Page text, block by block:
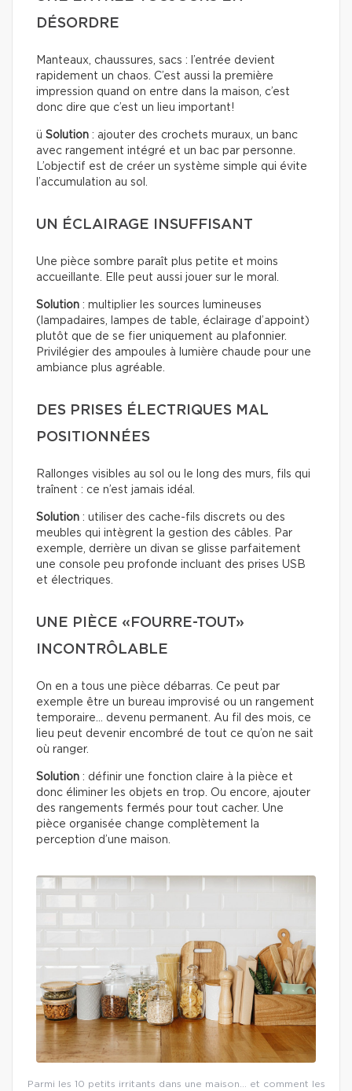
DÉSORDRE
Manteaux, chaussures, sacs : l’entrée devient
rapidement un chaos. C’est aussi la première
impression quand on entre dans la maison, c’est
donc dire que c’est un lieu important!
ü Solution : ajouter des crochets muraux, un banc
avec rangement intégré et un bac par personne.
L’objectif est de créer un système simple qui évite
l’accumulation au sol.
UN ÉCLAIRAGE INSUFFISANT
Une pièce sombre paraît plus petite et moins
accueillante. Elle peut aussi jouer sur le moral.
Solution : multiplier les sources lumineuses
(lampadaires, lampes de table, éclairage d’appoint)
plutôt que de se fier uniquement au plafonnier.
Privilégier des ampoules à lumière chaude pour une
ambiance plus agréable.
DES PRISES ÉLECTRIQUES MAL
POSITIONNÉES
Rallonges visibles au sol ou le long des murs, fils qui
traînent : ce n’est jamais idéal.
Solution : utiliser des cache-fils discrets ou des
meubles qui intègrent la gestion des câbles. Par
exemple, derrière un divan se glisse parfaitement
une console peu profonde incluant des prises USB
et électriques.
UNE PIÈCE «FOURRE-TOUT»
INCONTRÔLABLE
On en a tous une pièce débarras. Ce peut par
exemple être un bureau improvisé ou un rangement
temporaire… devenu permanent. Au fil des mois, ce
lieu peut devenir encombré de tout ce qu’on ne sait
où ranger.
Solution : définir une fonction claire à la pièce et
donc éliminer les objets en trop. Ou encore, ajouter
des rangements fermés pour tout cacher. Une
pièce organisée change complètement la
perception d’une maison.
Parmi les 10 petits irritants dans une maison… et comment les